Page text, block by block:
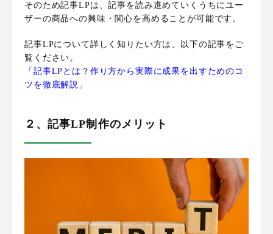
そのため記事LPは、記事を読み進めていくうちにユー
ザーの商品への興味・関心を高めることが可能です。
記事LPについて詳しく知りたい方は、以下の記事をご
覧ください。
「記事LPとは？作り方から実際に成果を出すためのコ
ツを徹底解説」
２、記事LP制作のメリット